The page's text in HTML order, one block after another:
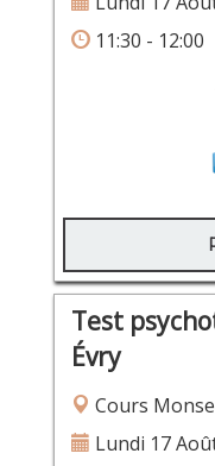
11:30 - 12:00
Test
Évry
Cours
Lundi 17